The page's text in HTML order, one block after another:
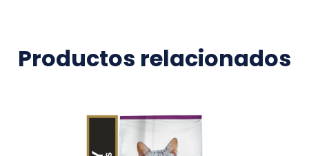
Productos relacionados